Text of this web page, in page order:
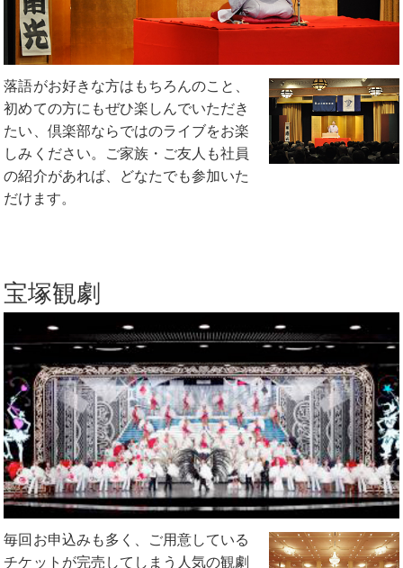
落語がお好きな方はもちろんのこと、
初めての方にもぜひ楽しんでいただき
たい、倶楽部ならではのライブをお楽
しみください。ご家族・ご友人も社員
の紹介があれば、どなたでも参加いた
だけます。
宝塚観劇
毎回お申込みも多く、ご用意している
チケットが完売してしまう人気の観劇